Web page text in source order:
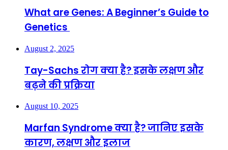
What are Genes: A Beginner’s Guide to
Genetics
August 2, 2025
Tay-Sachs रोग क्या है? इसके लक्षण और
बढ़ने की प्रक्रिया
August 10, 2025
Marfan Syndrome क्या है? जानिए इसके
कारण, लक्षण और इलाज